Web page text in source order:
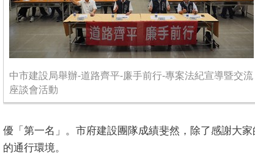
中市建設局舉辦-道路齊平-廉手前行-專案法紀宣導暨交流
座談會活動
優「第一名」。市府建設團隊成績斐然，除了感謝大
的通行環境。